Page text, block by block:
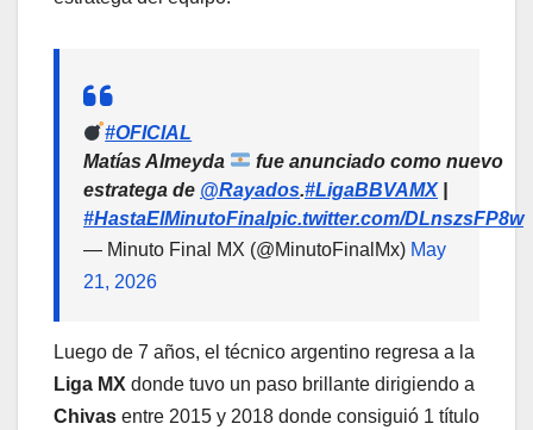
#OFICIAL
Matías Almeyda
fue anunciado como nuevo
estratega de @Rayados.#LigaBBVAMX|
#HastaElMinutoFinalpic.twitter.com/DLnszsFP8w
— Minuto Final MX (@MinutoFinalMx) May
21, 2026
Luego de 7 años, el técnico argentino regresa a la
Liga MX donde tuvo un paso brillante dirigiendo a
Chivas entre 2015 y 2018 donde consiguió 1 título